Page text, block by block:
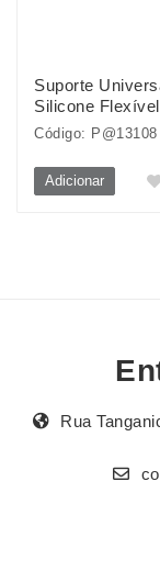
Suporte
Silicone
Celular
Código: P@13108
Adicionar
Rua